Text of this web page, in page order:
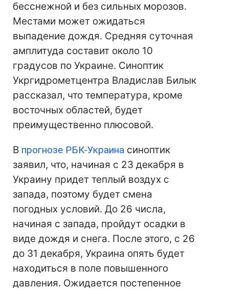
бесснежной и без сильных морозов.
Местами может ожидаться
выпадение дождя. Средняя суточная
амплитуда составит около 10
градусов по Украине. Синоптик
Укргидрометцентра Владислав Билык
рассказал, что температура, кроме
восточных областей, будет
преимущественно плюсовой.
В прогнозе РБК-Украина синоптик
заявил, что, начиная с 23 декабря в
Украину придет теплый воздух с
запада, поэтому будет смена
погодных условий. До 26 числа,
начиная с запада, пройдут осадки в
виде дождя и снега. После этого, с 26
до 31 декабря, Украина опять будет
находиться в поле повышенного
давления. Ожидается постепенное